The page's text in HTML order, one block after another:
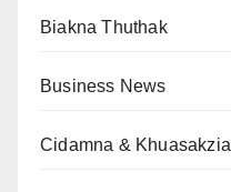
Biakna Thuthak
Business News
Cidamna & Khuasakzia